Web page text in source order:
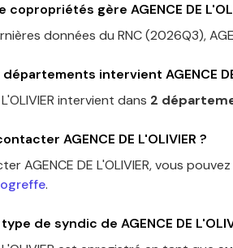
copropriétés gère AGENCE DE
données du RNC (2026Q3),
départements intervient AGENCE
intervient dans 2
AGENCE DE L'OLIVIER ?
AGENCE DE L'OLIVIER, vous
.
de syndic de AGENCE DE